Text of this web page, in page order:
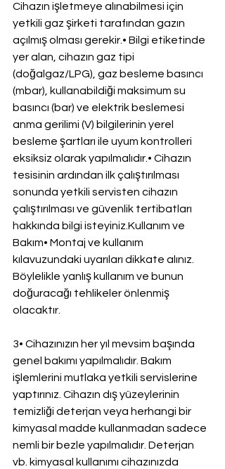
Cihazın işletmeye alınabilmesi için
yetkili gaz şirketi tarafından gazın
açılmış olması gerekir.• Bilgi etiketinde
yer alan, cihazın gaz tipi
(doğalgaz/LPG), gaz besleme basıncı
(mbar), kullanabildiği maksimum su
basıncı (bar) ve elektrik beslemesi
anma gerilimi (V) bilgilerinin yerel
besleme şartları ile uyum kontrolleri
eksiksiz olarak yapılmalıdır.• Cihazın
tesisinin ardından ilk çalıştırılması
sonunda yetkili servisten cihazın
çalıştırılması ve güvenlik tertibatları
hakkında bilgi isteyiniz.Kullanım ve
Bakım• Montaj ve kullanım
kılavuzundaki uyarıları dikkate alınız.
Böylelikle yanlış kullanım ve bunun
doğuracağı tehlikeler önlenmiş
olacaktır.
3• Cihazınızın her yıl mevsim başında
genel bakımı yapılmalıdır. Bakım
işlemlerini mutlaka yetkili servislerine
yaptırınız. Cihazın dış yüzeylerinin
temizliği deterjan veya herhangi bir
kimyasal madde kullanmadan sadece
nemli bir bezle yapılmalıdır. Deterjan
vb. kimyasal kullanımı cihazınızda